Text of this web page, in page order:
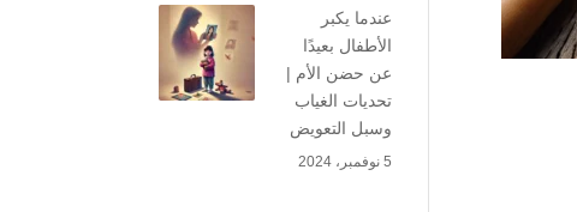
عندما يكبر
الأطفال بعيدًا
عن حضن الأم |
تحديات الغياب
وسبل التعويض
5 نوفمبر، 2024